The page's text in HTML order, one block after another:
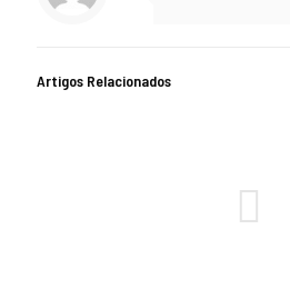
Artigos Relacionados